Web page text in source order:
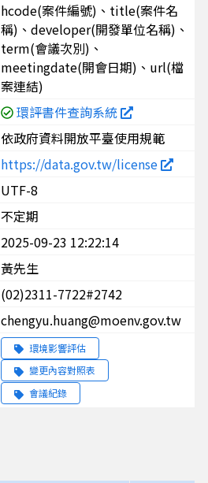
hcode(案件編號)、title(案件名
稱)、developer(開發單位名稱)、
term(會議次別)、
meetingdate(開會日期)、url(檔
案連結)
環評書件查詢系統
依政府資料開放平臺使用規範
https://data.gov.tw/license
UTF-8
不定期
2025-09-23 12:22:14
黃先生
(02)2311-7722#2742
chengyu.huang@moenv.gov.tw
環境影響評估
變更內容對照表
會議紀錄